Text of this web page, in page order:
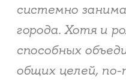
системно
города. Хотя и
способных
общих целей,